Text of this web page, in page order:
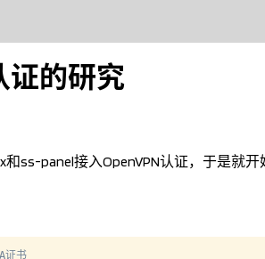
证的研究
ss-panel接入OpenVPN认证，于是就开
证书